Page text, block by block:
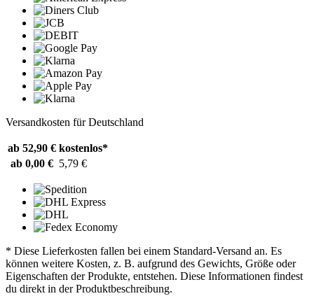
Versandkosten für Deutschland
ab 52,90 € kostenlos*
ab 0,00 € 5,79 €
* Diese Lieferkosten fallen bei einem Standard-Versand an. Es
können weitere Kosten, z. B. aufgrund des Gewichts, Größe oder
Eigenschaften der Produkte, entstehen. Diese Informationen findest
du direkt in der Produktbeschreibung.